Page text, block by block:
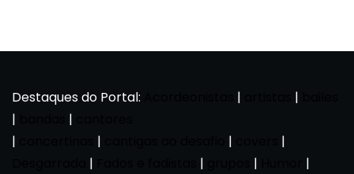
Destaques do Portal: | |
|
|
|
| |
|
| | |
|